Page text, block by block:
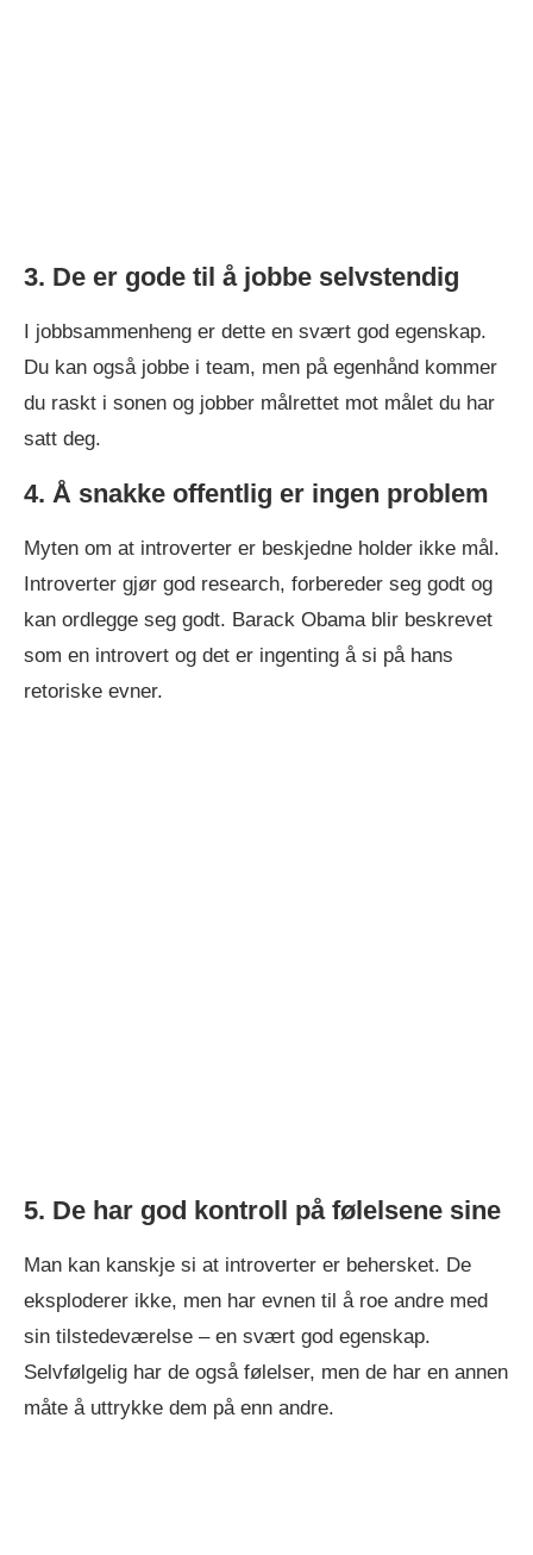
3. De er gode til å jobbe selvstendig
I jobbsammenheng er dette en svært god egenskap.
Du kan også jobbe i team, men på egenhånd kommer
du raskt i sonen og jobber målrettet mot målet du har
satt deg.
4. Å snakke offentlig er ingen problem
Myten om at introverter er beskjedne holder ikke mål.
Introverter gjør god research, forbereder seg godt og
kan ordlegge seg godt. Barack Obama blir beskrevet
som en introvert og det er ingenting å si på hans
retoriske evner.
5. De har god kontroll på følelsene sine
Man kan kanskje si at introverter er behersket. De
eksploderer ikke, men har evnen til å roe andre med
sin tilstedeværelse – en svært god egenskap.
Selvfølgelig har de også følelser, men de har en annen
måte å uttrykke dem på enn andre.